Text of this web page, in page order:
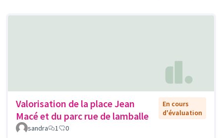
Valorisation de la place Jean
Macé et du parc rue de lamballe
En cours
d'évaluation
sandra
1 0